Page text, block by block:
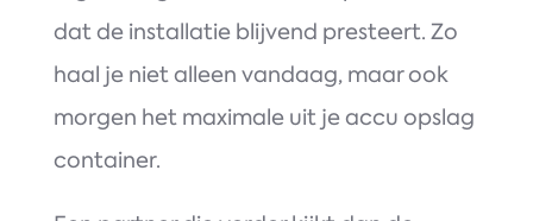
dat de installatie blijvend presteert. Zo
haal je niet alleen vandaag, maar ook
morgen het maximale uit je accu opslag
container.